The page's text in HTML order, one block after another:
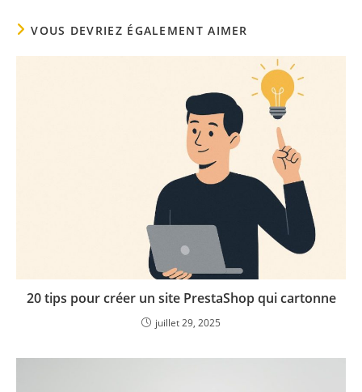
VOUS DEVRIEZ ÉGALEMENT AIMER
20 tips pour créer un site PrestaShop qui cartonne
juillet 29, 2025